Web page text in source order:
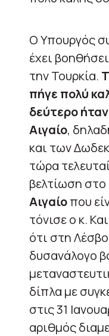
Ο Υπουργός
έχει
την Τουρκία.
πήγε πολύ
δεύτερο
Αιγαίο,
και των
τώρα
βελτίωση στο
Αιγαίοπου
τόνισε ο κ.
ότι στη
δυσανάλογο
δίπλα με
στις 31
αριθμός